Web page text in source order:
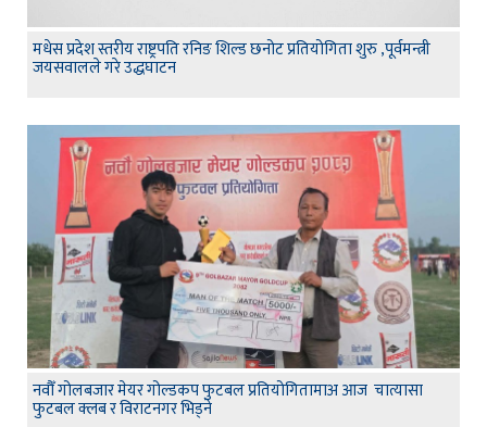
मधेस प्रदेश स्तरीय राष्ट्रपति रनिङ शिल्ड छनोट प्रतियोगिता शुरु ,पूर्वमन्त्री
जयसवालले गरे उद्धघाटन
नवौँ गोलबजार मेयर गोल्डकप फुटबल प्रतियोगितामाअ आज चात्यासा
फुटबल क्लब र विराटनगर भिड्ने